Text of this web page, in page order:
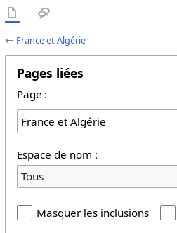
← France et Algérie
Pages liées
Page :
Espace de nom :
Tous
Masquer les inclusions